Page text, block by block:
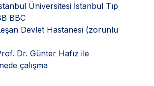
Üniversitesi İstanbul Tıp
BBC
Devlet Hastanesi (zorunlu
Dr. Günter Hafız ile
çalışma